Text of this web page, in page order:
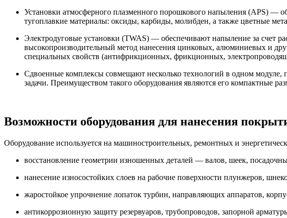
Установки атмосферного плазменного порошкового напыления (APS) —
тугоплавкие материалы: оксиды, карбиды, молибден, а также цветные
Электродуговые установки (TWAS) — обеспечивают напыление за счет
высокопроизводительный метод нанесения цинковых, алюминиевых и
специальных свойств (антифрикционных, фрикционных,
Сдвоенные комплексы совмещают несколько технологий в одном модуле,
задачи. Преимуществом такого оборудования являются его компактные
Возможности оборудования для нанесения
Оборудование используется на машиностроительных, ремонтных и
восстановление геометрии изношенных деталей — валов, шеек,
нанесение износостойких слоев на рабочие поверхности плунжеров,
жаростойкое упрочнение лопаток турбин, направляющих аппаратов,
антикоррозионную защиту резервуаров, трубопроводов, запорной